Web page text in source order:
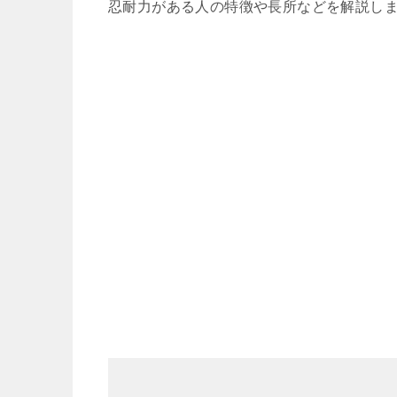
忍耐力がある人の特徴や長所などを解説しま